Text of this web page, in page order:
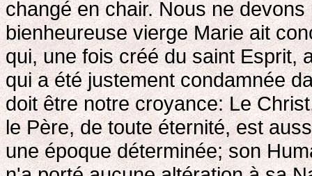
changé en chair. Nous ne
bienheureuse vierge Marie ait
qui, une fois créé du saint Esprit,
qui a été justement condamnée
doit être notre croyance: Le
le Père, de toute éternité, est
une époque déterminée; son